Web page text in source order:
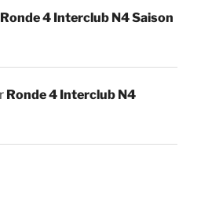
Ronde 4 Interclub N4 Saison
Ronde 4 Interclub N4